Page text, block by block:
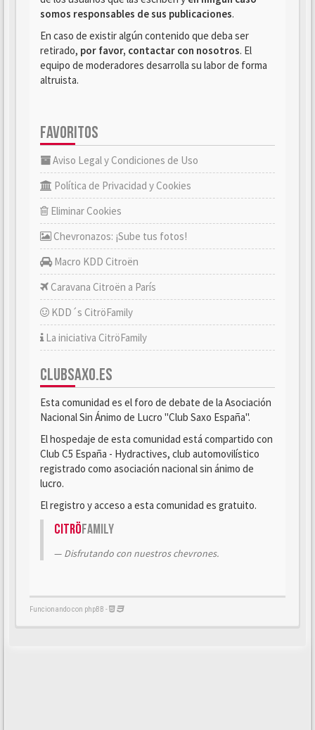
somos responsables de sus publicaciones.
En caso de existir algún contenido que deba ser
retirado, por favor, contactar con nosotros. El
equipo de moderadores desarrolla su labor de forma
altruista.
FAVORITOS
Aviso Legal y Condiciones de Uso
Política de Privacidad y Cookies
Eliminar Cookies
Chevronazos: ¡Sube tus fotos!
Macro KDD Citroën
Caravana Citroën a París
KDD´s CitröFamily
La iniciativa CitröFamily
CLUBSAXO.ES
Esta comunidad es el foro de debate de la Asociación
Nacional Sin Ánimo de Lucro "Club Saxo España".
El hospedaje de esta comunidad está compartido con
Club C5 España - Hydractives, club automovilístico
registrado como asociación nacional sin ánimo de
lucro.
El registro y acceso a esta comunidad es gratuito.
CitröFamily
Disfrutando con nuestros chevrones.
Funcionando con phpBB -